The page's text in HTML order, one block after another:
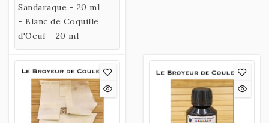
Sandaraque - 20 ml
- Blanc de Coquille
d'Oeuf - 20 ml